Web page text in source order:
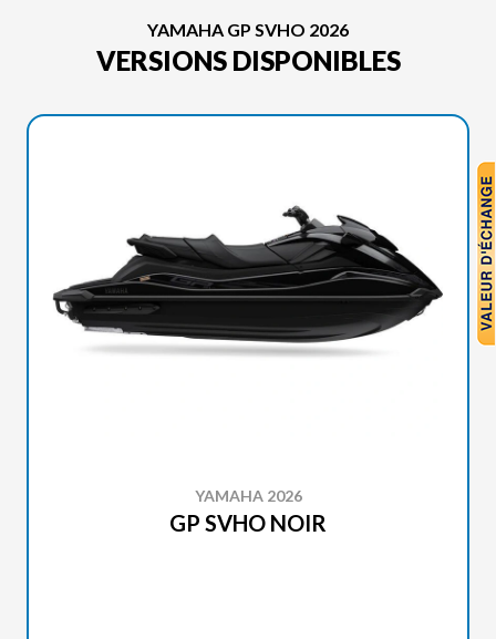
YAMAHA GP SVHO 2026
VERSIONS DISPONIBLES
YAMAHA 2026
GP SVHO NOIR